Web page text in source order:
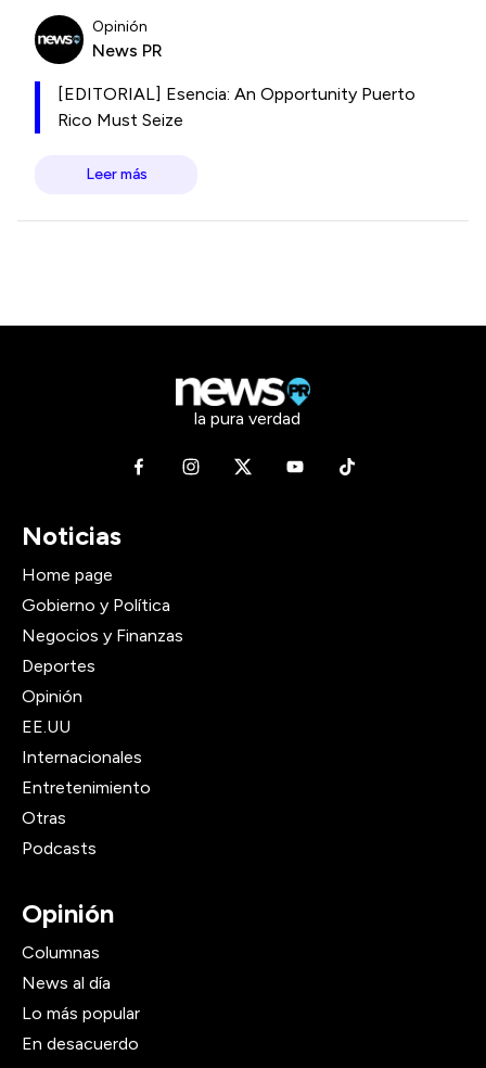
Opinión
News PR
[EDITORIAL] Esencia: An Opportunity Puerto
Rico Must Seize
Leer más
la pura verdad
Noticias
Home page
Gobierno y Política
Negocios y Finanzas
Deportes
Opinión
EE.UU
Internacionales
Entretenimiento
Otras
Podcasts
Opinión
Columnas
News al día
Lo más popular
En desacuerdo